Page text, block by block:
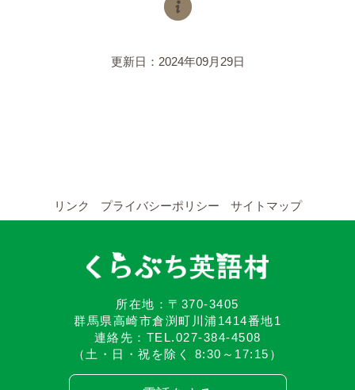
短期コース
留学コースのご案内
週末コース
短期コース
更新日：2024年09月29日
リンク プライバシーポリシー サイトマップ
所在地：〒370-3405
群馬県高崎市倉渕町川浦1414番地1
連絡先：TEL.027-384-4508
（土・日・祝を除く 8:30～17:15）